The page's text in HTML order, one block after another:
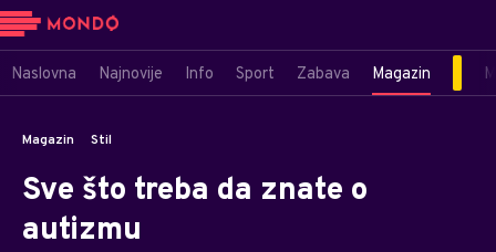
Naslovna Najnovije Info Sport Zabava Magazin
Magazin Stil
Sve što treba da znate o
autizmu